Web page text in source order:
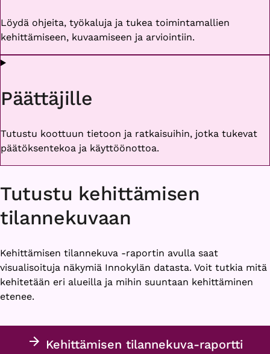
Löydä ohjeita, työkaluja ja tukea toimintamallien
kehittämiseen, kuvaamiseen ja arviointiin.
Päättäjille
Tutustu koottuun tietoon ja ratkaisuihin, jotka tukevat
päätöksentekoa ja käyttöönottoa.
Tutustu kehittämisen
tilannekuvaan
Kehittämisen tilannekuva -raportin avulla saat
visualisoituja näkymiä Innokylän datasta. Voit tutkia mitä
kehitetään eri alueilla ja mihin suuntaan kehittäminen
etenee.
Kehittämisen tilannekuva-raportti